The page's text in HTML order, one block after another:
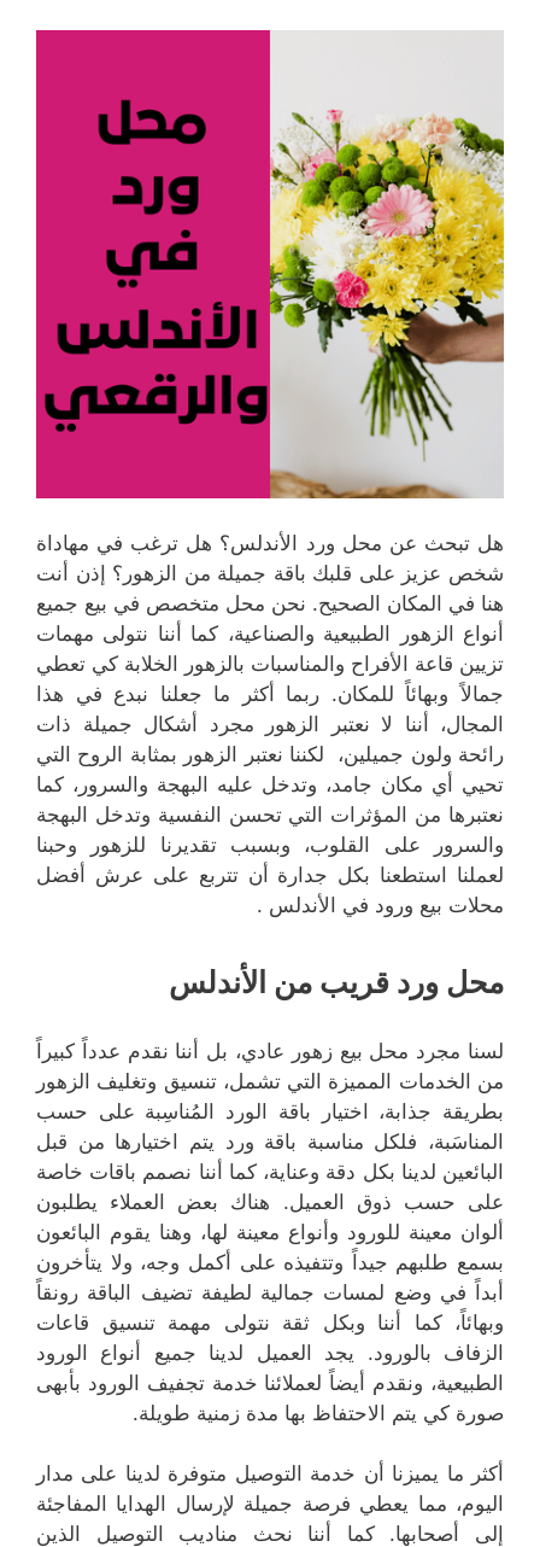
هل تبحث عن محل ورد الأندلس؟ هل ترغب في مهاداة
شخص عزيز على قلبك باقة جميلة من الزهور؟ إذن أنت
هنا في المكان الصحيح. نحن محل متخصص في بيع جميع
أنواع الزهور الطبيعية والصناعية، كما أننا نتولى مهمات
تزيين قاعة الأفراح والمناسبات بالزهور الخلابة كي تعطي
جمالاً وبهائاً للمكان. ربما أكثر ما جعلنا نبدع في هذا
المجال، أننا لا نعتبر الزهور مجرد أشكال جميلة ذات
رائحة ولون جميلين، لكننا نعتبر الزهور بمثابة الروح التي
تحيي أي مكان جامد، وتدخل عليه البهجة والسرور، كما
نعتبرها من المؤثرات التي تحسن النفسية وتدخل البهجة
والسرور على القلوب، وبسبب تقديرنا للزهور وحبنا
لعملنا استطعنا بكل جدارة أن تتربع على عرش أفضل
محلات بيع ورود في الأندلس .
محل ورد قريب من الأندلس
لسنا مجرد محل بيع زهور عادي، بل أننا نقدم عدداً كبيراً
من الخدمات المميزة التي تشمل، تنسيق وتغليف الزهور
بطريقة جذابة، اختيار باقة الورد المُناسِبة على حسب
المناسَبة، فلكل مناسبة باقة ورد يتم اختيارها من قبل
البائعين لدينا بكل دقة وعناية، كما أننا نصمم باقات خاصة
على حسب ذوق العميل. هناك بعض العملاء يطلبون
ألوان معينة للورود وأنواع معينة لها، وهنا يقوم البائعون
بسمع طلبهم جيداً وتتفيذه على أكمل وجه، ولا يتأخرون
أبداً في وضع لمسات جمالية لطيفة تضيف الباقة رونقاً
وبهائاً، كما أننا وبكل ثقة نتولى مهمة تنسيق قاعات
الزفاف بالورود. يجد العميل لدينا جميع أنواع الورود
الطبيعية، ونقدم أيضاً لعملائنا خدمة تجفيف الورود بأبهى
صورة كي يتم الاحتفاظ بها مدة زمنية طويلة.
أكثر ما يميزنا أن خدمة التوصيل متوفرة لدينا على مدار
اليوم، مما يعطي فرصة جميلة لإرسال الهدايا المفاجئة
إلى أصحابها. كما أننا نحث مناديب التوصيل الذين